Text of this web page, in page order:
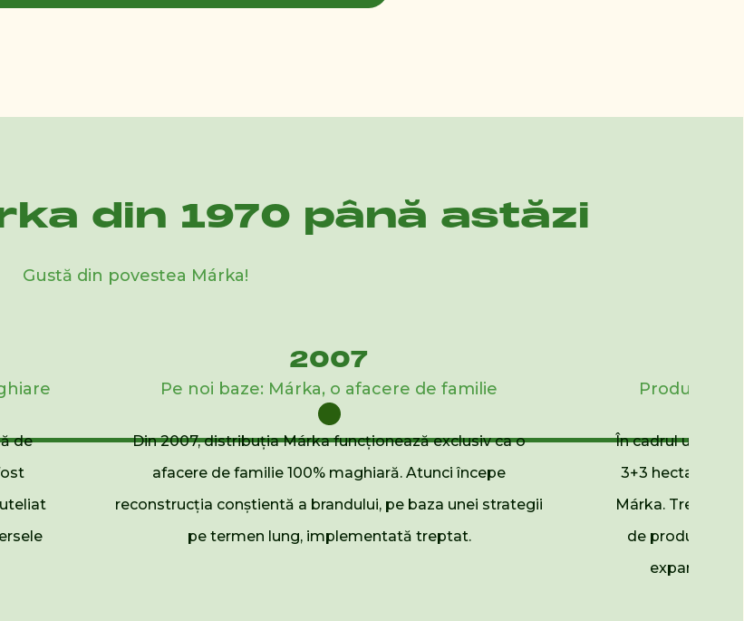
din 1970 până astăzi
Gustă din povestea Márka!
de
2007
Pe noi baze: Márka, o afacere de familie
Din 2007, distribuția Márka funcționează exclusiv ca o
afacere de familie 100% maghiară. Atunci începe
reconstrucția conștientă a brandului, pe baza unei strategii
pe termen lung, implementată treptat.
Producție
În cadrul unei
3+3 hectare se
Márka. Trei
de producție
expansiune